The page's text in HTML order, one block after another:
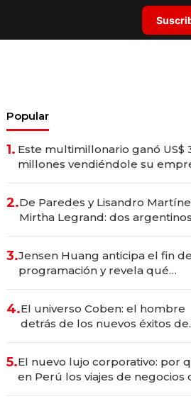
Popular
1. Este multimillonario ganó US$
millones vendiéndole su
2.De Paredes y Lisandro
Mirtha Legrand: dos argentinos
3.Jensen Huang anticipa el fin
programación y revela qué
4.El universo Coben: el hombre
detrás de los nuevos éxitos de
5.El nuevo lujo corporativo: por
en Perú los viajes de negocios